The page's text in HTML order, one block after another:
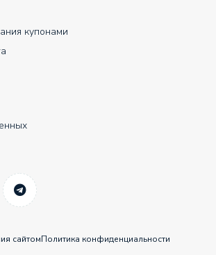
сайтомПолитика конфиденциальности
купонами